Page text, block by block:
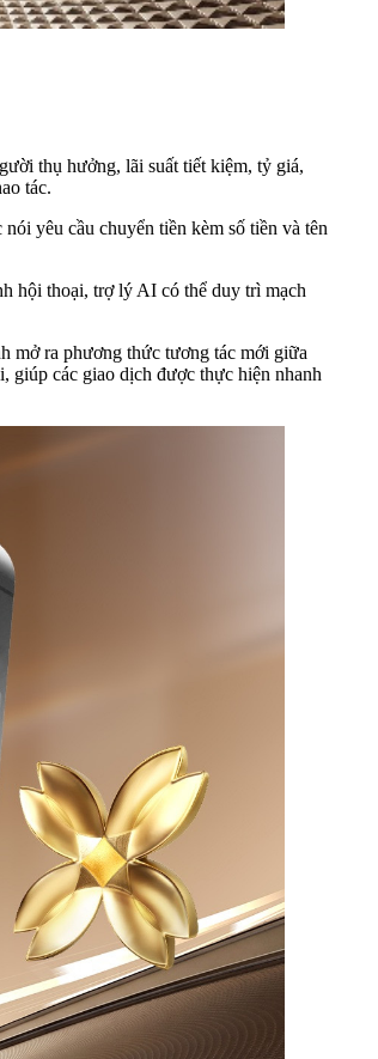
thụ hưởng, lãi suất tiết kiệm, tỷ giá,
tác.
yêu cầu chuyển tiền kèm số tiền và tên
hội thoại, trợ lý AI có thể duy trì mạch
mở ra phương thức tương tác mới giữa
giúp các giao dịch được thực hiện nhanh